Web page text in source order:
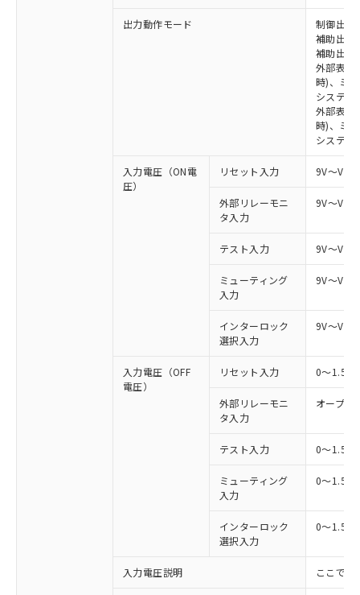
出力動作モード
制御出力
補助出力
補助出力
外部表示
時)、ミ
システム
外部表示
時)、ミ
システム
入力電圧（ON電
圧）
リセット入力 9V～Vs
外部リレーモニ
タ入力
9V～Vs
テスト入力 9V～Vs
ミューティング
入力
9V～Vs
インターロック
選択入力
9V～Vs
入力電圧（OFF
電圧）
リセット入力 0～1.5V
外部リレーモニ
タ入力
オープン
テスト入力 0～1.5V
ミューティング
入力
0～1.5V
インターロック
選択入力
0～1.5V
入力電圧説明 ここでの